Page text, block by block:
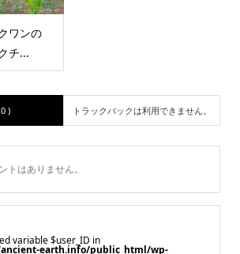
ワンの
チ...
) トラックバックは利用できません。
トはありません。
variable $user_ID in
earth.info/public_html/wp-